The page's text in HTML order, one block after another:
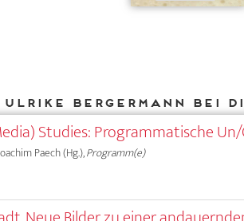
Bergermann bei
Studies: Programmatische
Paech (Hg.),Programm(e)